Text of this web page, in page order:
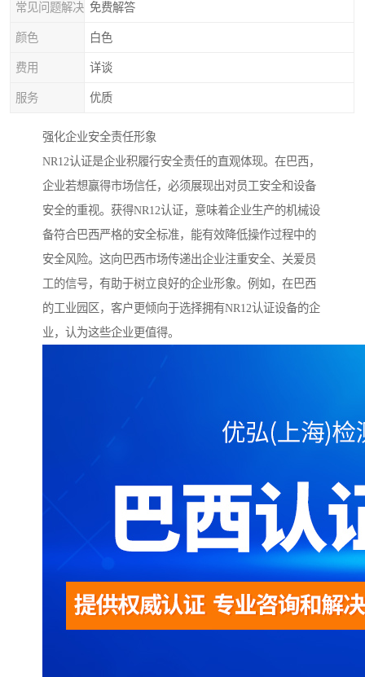
常见问题解决 免费解答
颜色 白色
费用 详谈
服务 优质
强化企业安全责任形象
NR12认证是企业积履行安全责任的直观体现。在巴西，
企业若想赢得市场信任，必须展现出对员工安全和设备
安全的重视。获得NR12认证，意味着企业生产的机械设
备符合巴西严格的安全标准，能有效降低操作过程中的
安全风险。这向巴西市场传递出企业注重安全、关爱员
工的信号，有助于树立良好的企业形象。例如，在巴西
的工业园区，客户更倾向于选择拥有NR12认证设备的企
业，认为这些企业更值得。